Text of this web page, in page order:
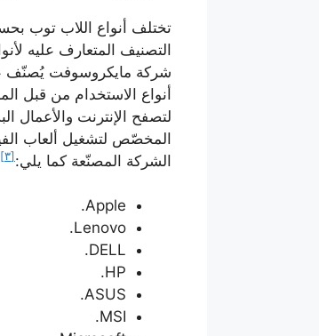
تختلف أنواع اللاب توب
التصنيف المتعارف عليه
شركة مايكروسوفت يُصنّف
أنواع الاستخدام من قبل
لتصفح الإنترنت
المخصّص لتشغيل ألعاب
الشركة المصنّعة كما يلي: [٣]
Apple.
Lenovo.
DELL.
HP.
ASUS.
MSI.